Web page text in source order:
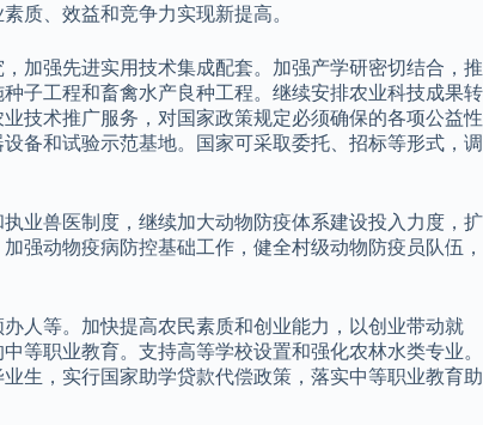
质、效益和竞争力实现新提高。
加强先进实用技术集成配套。加强产学研密切结合，推
子工程和畜禽水产良种工程。继续安排农业科技成果转
技术推广服务，对国家政策规定必须确保的各项公益性
备和试验示范基地。国家可采取委托、招标等形式，调
业兽医制度，继续加大动物防疫体系建设投入力度，扩
强动物疫病防控基础工作，健全村级动物防疫员队伍，
人等。加快提高农民素质和创业能力，以创业带动就
等职业教育。支持高等学校设置和强化农林水类专业。
生，实行国家助学贷款代偿政策，落实中等职业教育助